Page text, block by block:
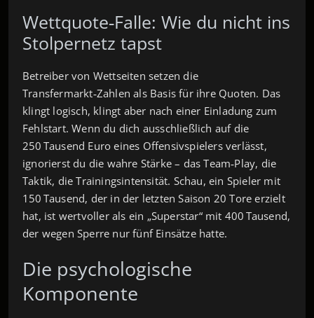
Wettquote‑Falle: Wie du nicht ins
Stolpernetz tapst
Betreiber von Wettseiten setzen die
Transfermarkt‑Zahlen als Basis für ihre Quoten. Das
klingt logisch, klingt aber nach einer Einladung zum
Fehlstart. Wenn du dich ausschließlich auf die
250 Tausend Euro eines Offensivspielers verlässt,
ignorierst du die wahre Stärke – das Team‑Play, die
Taktik, die Trainingsintensität. Schau, ein Spieler mit
150 Tausend, der in der letzten Saison 20 Tore erzielt
hat, ist wertvoller als ein „Superstar“ mit 400 Tausend,
der wegen Sperre nur fünf Einsätze hatte.
Die psychologische
Komponente